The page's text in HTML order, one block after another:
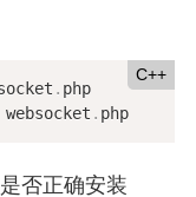
C++
. php
websocket . php
否正确安装